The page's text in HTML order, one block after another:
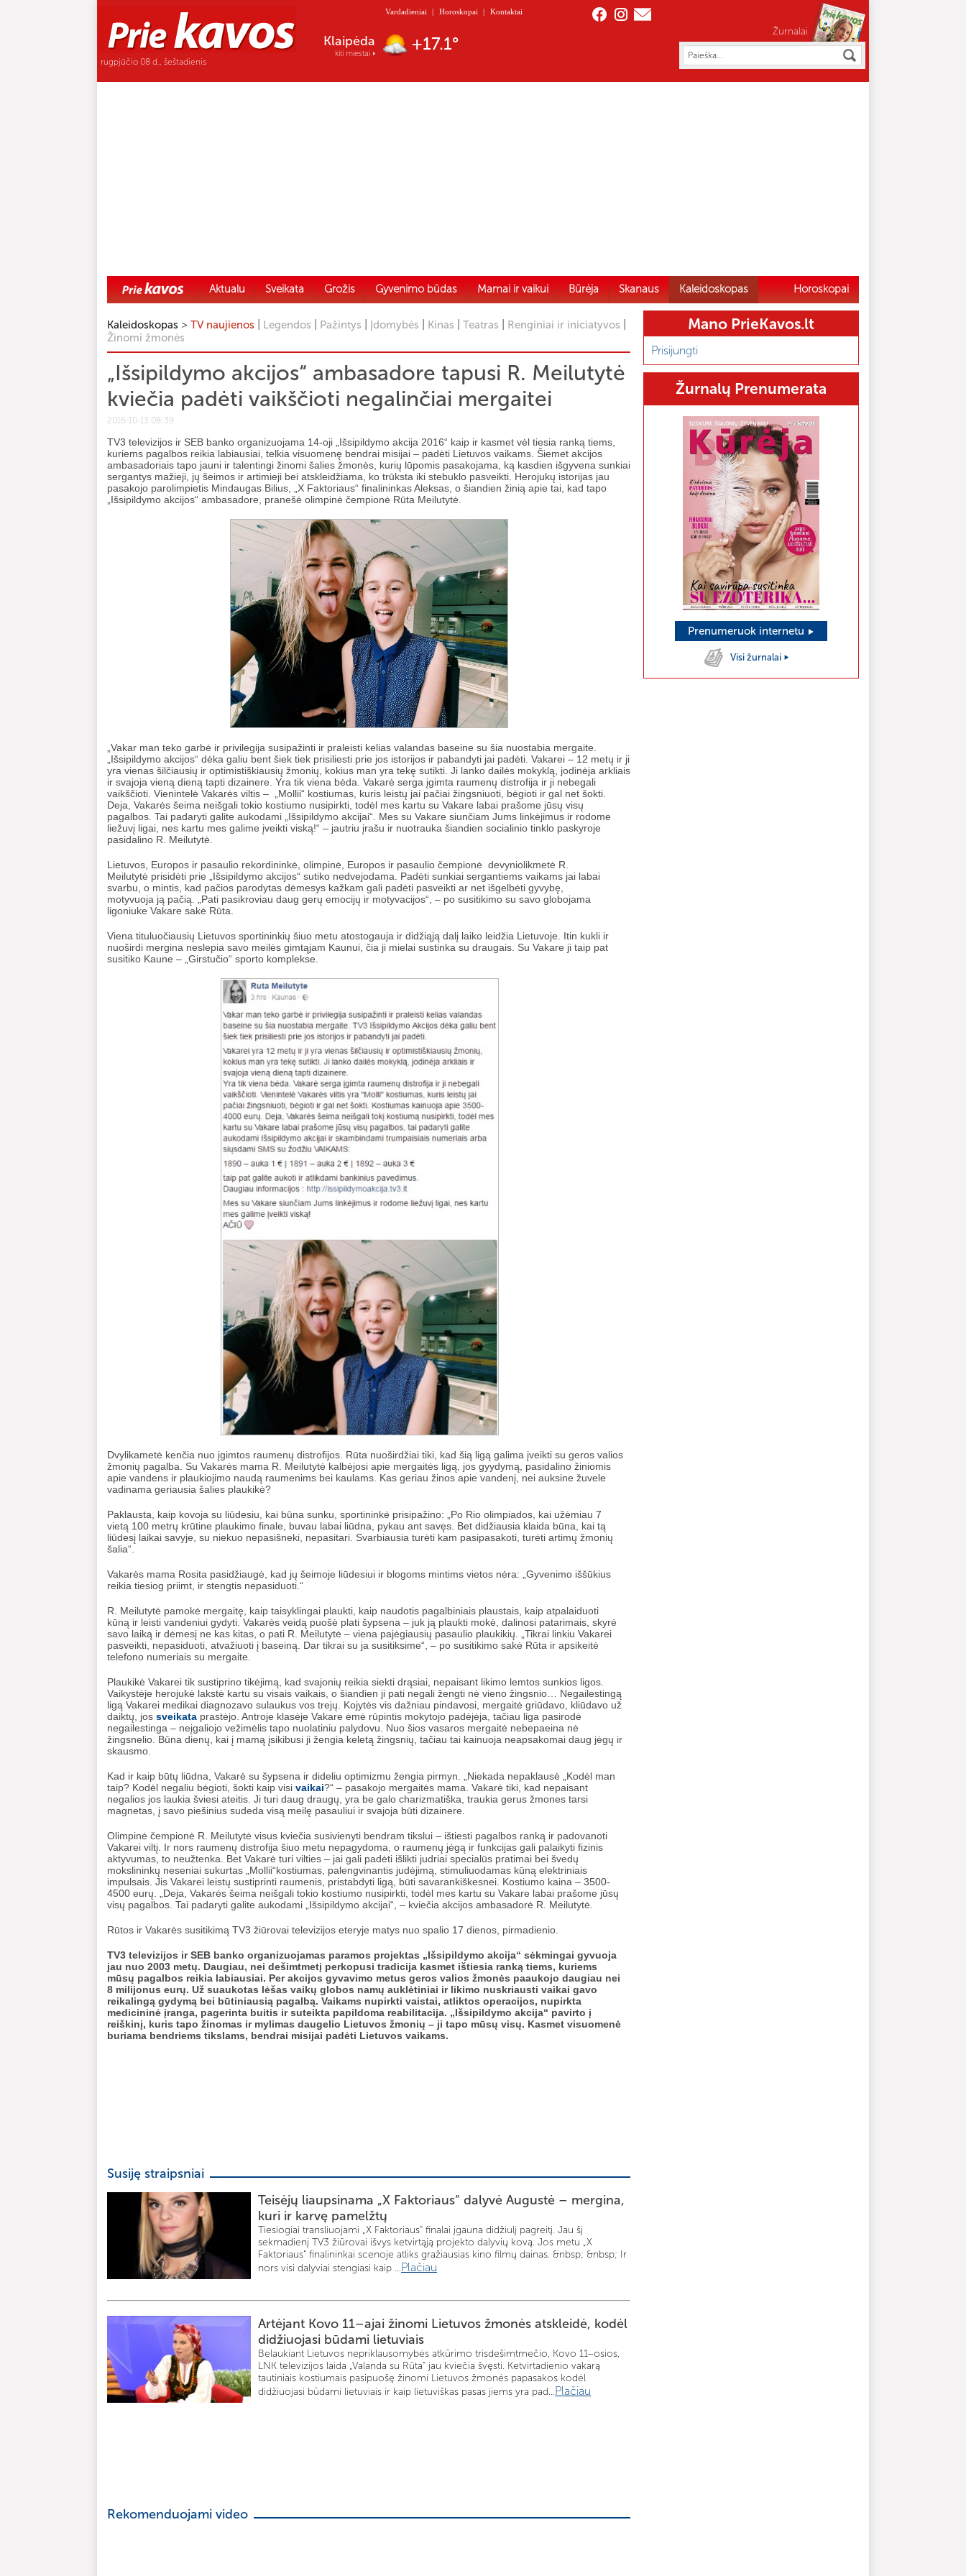
rugpjūčio 08 d., šeštadienis
Vardadieniai | Horoskopai | Kontaktai
Nida
kiti miestai +17.2°
Žurnalai
Aktualu Sveikata Grožis Gyvenimo būdas Mamai ir vaikui Būrėja Skanaus Kaleidoskopas Horoskopai
Kaleidoskopas > TV naujienos Legendos Pažintys Įdomybės Kinas Teatras Renginiai ir iniciatyvos
Žinomi žmonės
„Išsipildymo akcijos“ ambasadore tapusi R. Meilutytė
kviečia padėti vaikščioti negalinčiai mergaitei
2016-10-13 08:39
TV3 televizijos ir SEB banko organizuojama 14-oji „Išsipildymo akcija 2016“ kaip ir kasmet vėl tiesia ranką tiems,
kuriems pagalbos reikia labiausiai, telkia visuomenę bendrai misijai – padėti Lietuvos vaikams. Šiemet akcijos
ambasadoriais tapo jauni ir talentingi žinomi šalies žmonės, kurių lūpomis pasakojama, ką kasdien išgyvena sunkiai
sergantys mažieji, jų šeimos ir artimieji bei atskleidžiama, ko trūksta iki stebuklo pasveikti. Herojukų istorijas jau
pasakojo parolimpietis Mindaugas Bilius, „X Faktoriaus“ finalininkas Aleksas, o šiandien žinią apie tai, kad tapo
„Išsipildymo akcijos“ ambasadore, pranešė olimpinė čempionė Rūta Meilutytė.
„Vakar man teko garbė ir privilegija susipažinti ir praleisti kelias valandas baseine su šia nuostabia mergaite.
„Išsipildymo akcijos“ dėka galiu bent šiek tiek prisiliesti prie jos istorijos ir pabandyti jai padėti. Vakarei – 12 metų ir ji
yra vienas šilčiausių ir optimistiškiausių žmonių, kokius man yra tekę sutikti. Ji lanko dailės mokyklą, jodinėja arkliais
ir svajoja vieną dieną tapti dizainere. Yra tik viena bėda. Vakarė serga įgimta raumenų distrofija ir ji nebegali
vaikščioti. Vienintelė Vakarės viltis – „Mollii“ kostiumas, kuris leistų jai pačiai žingsniuoti, bėgioti ir gal net šokti.
Deja, Vakarės šeima neišgali tokio kostiumo nusipirkti, todėl mes kartu su Vakare labai prašome jūsų visų
pagalbos. Tai padaryti galite aukodami „Išsipildymo akcijai“. Mes su Vakare siunčiam Jums linkėjimus ir rodome
liežuvį ligai, nes kartu mes galime įveikti viską!“ – jautriu įrašu ir nuotrauka šiandien socialinio tinklo paskyroje
pasidalino R. Meilutytė.
Lietuvos, Europos ir pasaulio rekordininkė, olimpinė, Europos ir pasaulio čempionė devyniolikmetė R.
Meilutytė prisidėti prie „Išsipildymo akcijos“ sutiko nedvejodama. Padėti sunkiai sergantiems vaikams jai labai
svarbu, o mintis, kad pačios parodytas dėmesys kažkam gali padėti pasveikti ar net išgelbėti gyvybę,
motyvuoja ją pačią. „Pati pasikroviau daug gerų emocijų ir motyvacijos“, – po susitikimo su savo globojama
ligoniuke Vakare sakė Rūta.
Viena tituluočiausių Lietuvos sportininkių šiuo metu atostogauja ir didžiąją dalį laiko leidžia Lietuvoje. Itin kukli ir
nuoširdi mergina neslepia savo meilės gimtąjam Kaunui, čia ji mielai sustinka su draugais. Su Vakare ji taip pat
susitiko Kaune – „Girstučio“ sporto komplekse.
Dvylikametė kenčia nuo įgimtos raumenų distrofijos. Rūta nuoširdžiai tiki, kad šią ligą galima įveikti su geros valios
žmonių pagalba. Su Vakarės mama R. Meilutytė kalbėjosi apie mergaitės ligą, jos gyydymą, pasidalino žiniomis
apie vandens ir plaukiojimo naudą raumenims bei kaulams. Kas geriau žinos apie vandenį, nei auksine žuvele
vadinama geriausia šalies plaukikė?
Paklausta, kaip kovoja su liūdesiu, kai būna sunku, sportininkė prisipažino: „Po Rio olimpiados, kai užėmiau 7
vietą 100 metrų krūtine plaukimo finale, buvau labai liūdna, pykau ant savęs. Bet didžiausia klaida būna, kai tą
liūdesį laikai savyje, su niekuo nepasišneki, nepasitari. Svarbiausia turėti kam pasipasakoti, turėti artimų žmonių
šalia“.
Vakarės mama Rosita pasidžiaugė, kad jų šeimoje liūdesiui ir blogoms mintims vietos nėra: „Gyvenimo iššūkius
reikia tiesiog priimt, ir stengtis nepasiduoti.“
R. Meilutytė pamokė mergaitę, kaip taisyklingai plaukti, kaip naudotis pagalbiniais plaustais, kaip atpalaiduoti
kūną ir leisti vandeniui gydyti. Vakarės veidą puošė plati šypsena – juk ją plaukti mokė, dalinosi patarimais, skyrė
savo laiką ir dėmesį ne kas kitas, o pati R. Meilutytė – viena pajėgiausių pasaulio plaukikių. „Tikrai linkiu Vakarei
pasveikti, nepasiduoti, atvažiuoti į baseiną. Dar tikrai su ja susitiksime“, – po susitikimo sakė Rūta ir apsikeitė
telefono numeriais su mergaite.
Plaukikė Vakarei tik sustiprino tikėjimą, kad svajonių reikia siekti drąsiai, nepaisant likimo lemtos sunkios ligos.
Vaikystėje herojukė lakstė kartu su visais vaikais, o šiandien ji pati negali žengti nė vieno žingsnio… Negailestingą
ligą Vakarei medikai diagnozavo sulaukus vos trejų. Kojytės vis dažniau pindavosi, mergaitė griūdavo, kliūdavo už
daiktų, jos sveikata prastėjo. Antroje klasėje Vakare ėmė rūpintis mokytojo padėjėja, tačiau liga pasirodė
negailestinga – neįgaliojo vežimėlis tapo nuolatiniu palydovu. Nuo šios vasaros mergaitė nebepaeina nė
žingsnelio. Būna dienų, kai į mamą įsikibusi ji žengia keletą žingsnių, tačiau tai kainuoja neapsakomai daug jėgų ir
skausmo.
Kad ir kaip būtų liūdna, Vakarė su šypsena ir dideliu optimizmu žengia pirmyn. „Niekada nepaklausė „Kodėl man
taip? Kodėl negaliu bėgioti, šokti kaip visi vaikai?“ – pasakojo mergaitės mama. Vakarė tiki, kad nepaisant
negalios jos laukia šviesi ateitis. Ji turi daug draugų, yra be galo charizmatiška, traukia gerus žmones tarsi
magnetas, į savo piešinius sudeda visą meilę pasauliui ir svajoja būti dizainere.
Olimpinė čempionė R. Meilutytė visus kviečia susivienyti bendram tikslui – ištiesti pagalbos ranką ir padovanoti
Vakarei viltį. Ir nors raumenų distrofija šiuo metu nepagydoma, o raumenų jėgą ir funkcijas gali palaikyti fizinis
aktyvumas, to neužtenka. Bet Vakarė turi vilties – jai gali padėti išlikti judriai specialūs pratimai bei švedų
mokslininkų neseniai sukurtas „Mollii“kostiumas, palengvinantis judėjimą, stimuliuodamas kūną elektriniais
impulsais. Jis Vakarei leistų sustiprinti raumenis, pristabdyti ligą, būti savarankiškesnei. Kostiumo kaina – 3500-
4500 eurų. „Deja, Vakarės šeima neišgali tokio kostiumo nusipirkti, todėl mes kartu su Vakare labai prašome jūsų
visų pagalbos. Tai padaryti galite aukodami „Išsipildymo akcijai“, – kviečia akcijos ambasadorė R. Meilutytė.
Rūtos ir Vakarės susitikimą TV3 žiūrovai televizijos eteryje matys nuo spalio 17 dienos, pirmadienio.
TV3 televizijos ir SEB banko organizuojamas paramos projektas „Išsipildymo akcija“ sėkmingai gyvuoja
jau nuo 2003 metų. Daugiau, nei dešimtmetį perkopusi tradicija kasmet ištiesia ranką tiems, kuriems
mūsų pagalbos reikia labiausiai. Per akcijos gyvavimo metus geros valios žmonės paaukojo daugiau nei
8 milijonus eurų. Už suaukotas lėšas vaikų globos namų auklėtiniai ir likimo nuskriausti vaikai gavo
reikalingą gydymą bei būtiniausią pagalbą. Vaikams nupirkti vaistai, atliktos operacijos, nupirkta
medicininė įranga, pagerinta buitis ir suteikta papildoma reabilitacija. „Išsipildymo akcija“ pavirto į
reiškinį, kuris tapo žinomas ir mylimas daugelio Lietuvos žmonių – ji tapo mūsų visų. Kasmet visuomenė
buriama bendriems tikslams, bendrai misijai padėti Lietuvos vaikams.
Susiję straipsniai
Teisėjų liaupsinama „X Faktoriaus“ dalyvė Augustė – mergina,
kuri ir karvę pamelžtų
Tiesiogiai transliuojami „X Faktoriaus“ finalai įgauna didžiulį pagreitį. Jau šį
sekmadienį TV3 žiūrovai išvys ketvirtąją projekto dalyvių kovą. Jos metu „X
Faktoriaus“ finalininkai scenoje atliks gražiausias kino filmų dainas. &nbsp; &nbsp; Ir
nors visi dalyviai stengiasi kaip ...Plačiau
Artėjant Kovo 11–ajai žinomi Lietuvos žmonės atskleidė, kodėl
didžiuojasi būdami lietuviais
Belaukiant Lietuvos nepriklausomybės atkūrimo trisdešimtmečio, Kovo 11–osios,
LNK televizijos laida „Valanda su Rūta“ jau kviečia švęsti. Ketvirtadienio vakarą
tautiniais kostiumais pasipuošę žinomi Lietuvos žmonės papasakos kodėl
didžiuojasi būdami lietuviais ir kaip lietuviškas pasas jiems yra pad...Plačiau
Rekomenduojami video
Mano PrieKavos.lt
Prisijungti
Žurnalų Prenumerata
Prenumeruok internetu
Visi žurnalai